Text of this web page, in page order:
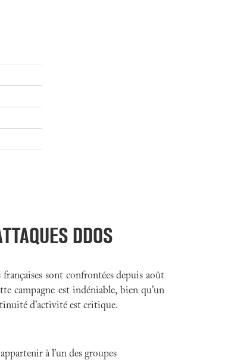
DDOS
françaises sont confrontées depuis août
campagne est indéniable, bien qu’un
d’activité est critique.
à l’un des groupes